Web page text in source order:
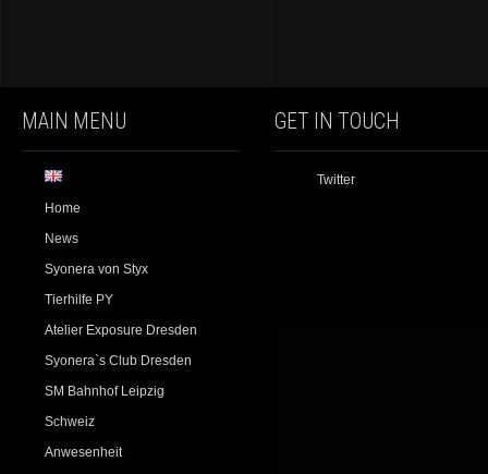
MAIN MENU
Home
News
Syonera von Styx
Tierhilfe PY
Atelier Exposure Dresden
Syonera`s Club Dresden
SM Bahnhof Leipzig
Schweiz
Anwesenheit
GET IN TOUCH
Twitter